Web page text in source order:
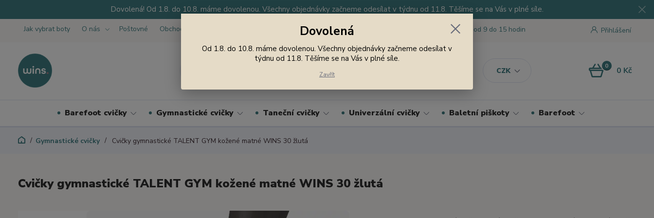
Dovolená! Od 1.8. do 10.8. máme dovolenou. Všechny objednávky začneme odesílat v týdnu od 11.8. Těšíme se na Vás v plné síle.
Jak vybrat boty O nás Poštovné Obchodní podmínky
CZK
Přihlášení
Nevíte si rady? Zavolejte. Jsme tu pro Vás od 9 do 15 hodin
0 0 Kč
Barefoot cvičky Gymnastické cvičky Taneční cvičky Univerzální cvičky Baletní piškoty Barefoot
Gymnastické cvičky Cvičky gymnastické TALENT GYM kožené matné WINS 30 žlutá
Cvičky gymnastické TALENT GYM kožené matné WINS 30 žlutá
Dovolená
Od 1.8. do 10.8. máme dovolenou. Všechny objednávky začneme odesílat v
týdnu od 11.8. Těšíme se na Vás v plné síle.
Zavřít